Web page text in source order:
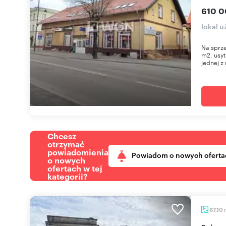
610
lokal
Na
m2,
jednej z
Chcesz
otrzymać
powiadomienia
o nowych
ofertach w tej
kategorii?
Powiadom o nowych
67,10